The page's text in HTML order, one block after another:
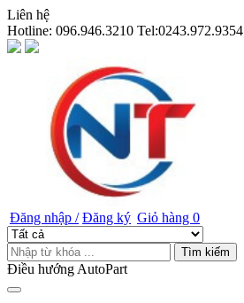
Liên hệ
Hotline: 096.946.3210 Tel:0243.972.9354
Đăng nhập / Đăng ký Giỏ hàng 0
Tìm kiếm
Điều hướng AutoPart